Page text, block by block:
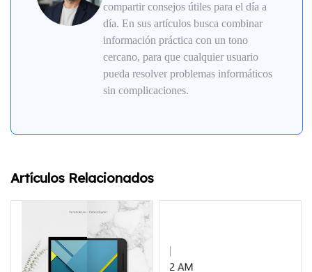
compartir consejos útiles para el día a
día. En sus artículos busca combinar
información práctica con un tono
cercano, para que cualquier usuario
pueda resolver problemas informáticos
sin complicaciones.
Artículos Relacionados